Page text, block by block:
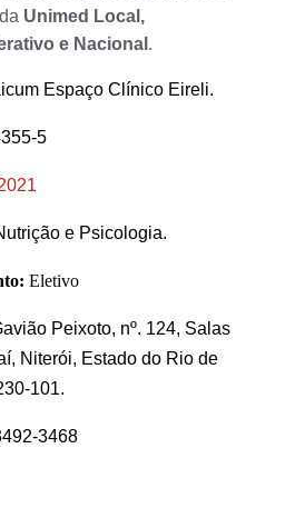
Unimed Local,
e Nacional .
Espaço Clínico Eireli.
5
e Psicologia.
Eletivo
Peixoto, nº. 124, Salas
Niterói, Estado do Rio de
101.
3468